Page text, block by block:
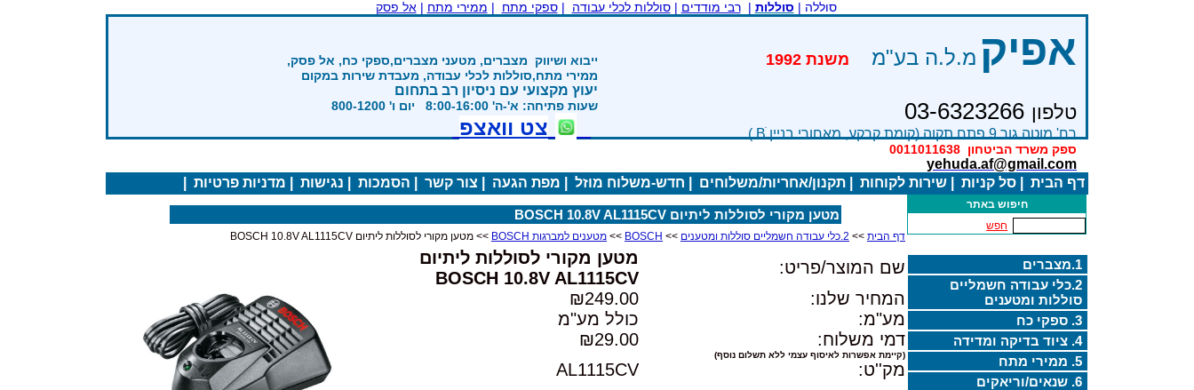
סוללה | סוללות |רבי מודדים |סוללות לכלי עבודה |ספקי מתח | ממירי מתח |אל פסק
אפיק מ.ל.ה בע"מ
טלפון 03-6323266
רח' מוטה גור 9 פתח תקוה (קומת קרקע, מאחורי בניין Bׂ )
ספק משרד הביטחון 0011011638
yehuda.af@gmail.com
ייבוא ושיווק מצברים, מטעני מצברים,ספקי כח, אל פסק,
ממירי מתח,סוללות לכלי עבודה, מעבדת שירות במקום
יעוץ מקצועי עם ניסיון רב בתחום
שעות פתיחה: א'-ה' 8:00-16:00 יום ו' 800-1200
צט וואצפ
דף הבית סל קניות שירות לקוחות תקנון/אחריות/משלוחים חדש-משלוח מוזל מפת הגעה צור קשר הסמכות נגישות מדניות פרטיות
חיפוש באתר
חפש
1.מצברים
2.כלי עבודה חשמליים
סוללות ומטענים
3. ספקי כח
4. ציוד בדיקה ומדידה
5. ממירי מתח
6. שנאים/וריאקים
מטען מקורי לסוללות ליתיום BOSCH 10.8V AL1115CV
דף הבית >> 2.כלי עבודה חשמליים סוללות ומטענים >>
BOSCH
>> מטענים למברגות BOSCH >> מטען מקורי לסוללות ליתיום BOSCH 10.8V AL1115CV
שם המוצר/פריט:
מטען מקורי לסוללות ליתיום
BOSCH 10.8V AL1115CV
המחיר שלנו:
₪249.00
מע"מ:
כולל מע"מ
דמי משלוח:
₪29.00
(קיימת אפשרות לאיסוף עצמי ללא תשלום נוסף)
מק''ט: AL1115CV